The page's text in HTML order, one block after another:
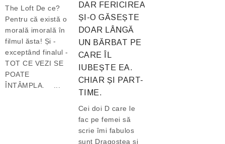
The Loft De ce?
Pentru că există o
morală imorală în
filmul ăsta! Și -
exceptând finalul -
TOT CE VEZI SE
POATE
ÎNTÂMPLA. ...
DAR FERICIREA
ȘI-O GĂSEȘTE
DOAR LÂNGĂ
UN BĂRBAT PE
CARE ÎL
IUBEȘTE EA.
CHIAR ȘI PART-
TIME.
Cei doi D care le
fac pe femei să
scrie îmi fabulos
sunt Dragostea și